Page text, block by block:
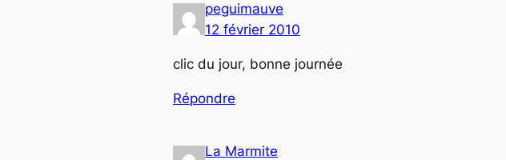
peguimauve
12 février 2010
clic du jour, bonne journée
Répondre
La Marmite